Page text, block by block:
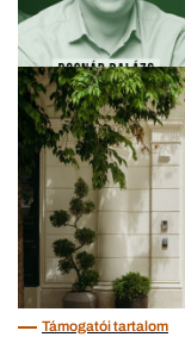
Podcast
Támogatói tartalom